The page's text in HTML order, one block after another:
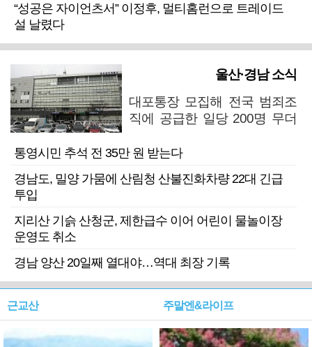
“성공은 자이언츠서” 이정후, 멀티홈런으로 트레이드
설 날렸다
울산·경남 소식
대포통장 모집해 전국 범죄조
직에 공급한 일당 200명 무더
통영시민 추석 전 35만 원 받는다
경남도, 밀양 가뭄에 산림청 산불진화차량 22대 긴급
투입
지리산 기슭 산청군, 제한급수 이어 어린이 물놀이장
운영도 취소
경남 양산 20일째 열대야…역대 최장 기록
근교산 주말엔&라이프